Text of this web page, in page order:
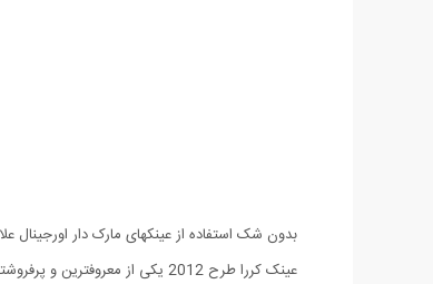
بدون شک استفاده از عینکهای مارک دار اورجینال
عینک کررا طرح 2012 یکی از معروفترین و پرفروشترین عینکهای این کمپانی بزرگ میباشد که مطمئنا شما هم تا کنون این عینک معروف را بر چشمان دوستان و آشنایان خود دیده اید.